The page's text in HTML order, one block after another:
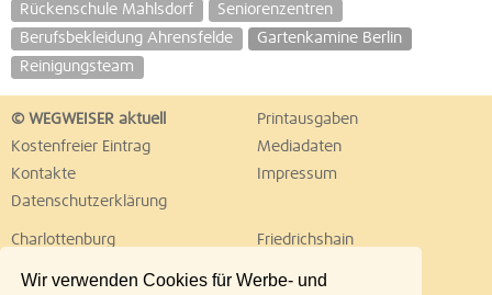
Wir verwenden Cookies für Werbe- und
Rückenschule Mahlsdorf
Seniorenzentren
Berufsbekleidung Ahrensfelde
Gartenkamine Berlin
Reinigungsteam
© WEGWEISER aktuell
Printausgaben
Kostenfreier Eintrag
Mediadaten
Kontakte
Impressum
Datenschutzerklärung
Charlottenburg
Friedrichshain